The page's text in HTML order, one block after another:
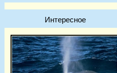
Интересное